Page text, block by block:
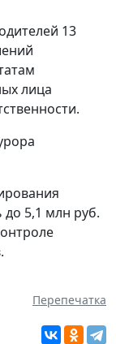
13
лица
до 5,1 млн руб.
Перепечатка